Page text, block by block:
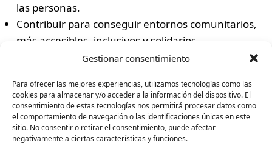
Gestionar consentimiento
Para ofrecer las mejores experiencias, utilizamos tecnologías como las
cookies para almacenar y/o acceder a la información del dispositivo. El
consentimiento de estas tecnologías nos permitirá procesar datos como
el comportamiento de navegación o las identificaciones únicas en este
sitio. No consentir o retirar el consentimiento, puede afectar
negativamente a ciertas características y funciones.
las personas.
Contribuir para conseguir entornos comunitarios,
más accesibles, inclusivos y solidarios.
Potenciar la lucha activa de defensa de derechos
Contribuir para que cada organización seamos
socialmente responsable (transparencia,
sostenibilidad, igualdad de género).
Promover la Calidad Plena en el movimiento